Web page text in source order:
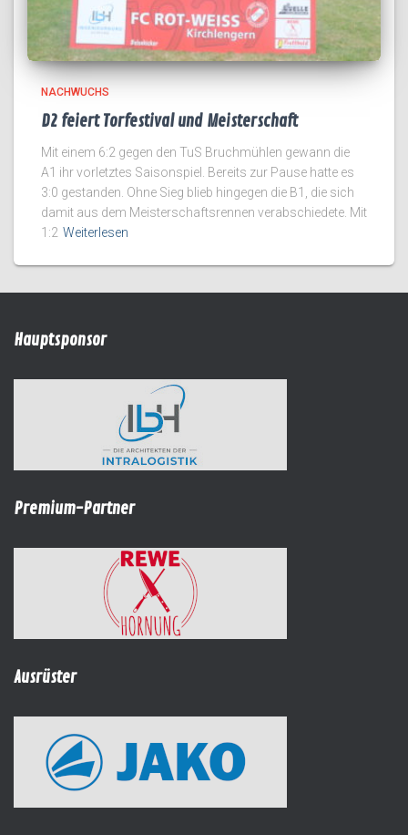
NACHWUCHS
D2 feiert Torfestival und Meisterschaft
Mit einem 6:2 gegen den TuS Bruchmühlen gewann die
A1 ihr vorletztes Saisonspiel. Bereits zur Pause hatte es
3:0 gestanden. Ohne Sieg blieb hingegen die B1, die sich
damit aus dem Meisterschaftsrennen verabschiedete. Mit
1:2 Weiterlesen
Hauptsponsor
Premium-Partner
Ausrüster